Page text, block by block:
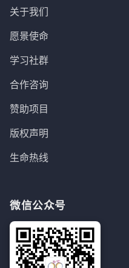
关于我们
愿景使命
学习社群
合作咨询
赞助项目
版权声明
生命热线
微信公众号